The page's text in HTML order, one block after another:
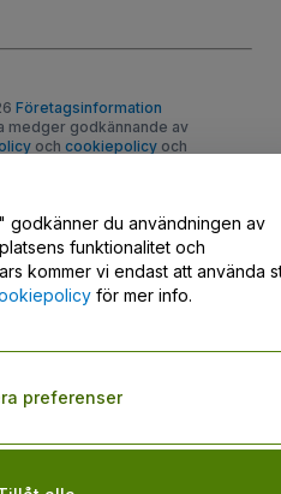
Företagsinformation
medger godkännande av
och cookiepolicy och
godkänner du användningen av
funktionalitet och
kommer vi endast att använda
för mer info.
preferenser